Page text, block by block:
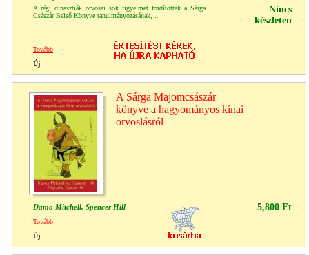
A régi dinasztiák orvosai sok figyelmet fordítottak a Sárga
Császár Belső Könyve tanulmányozásának, ..
Nincs
készleten
Tovább
Új
A Sárga Majomcsászár
könyve a hagyományos kínai
orvoslásról
Damo Mitchell, Spencer Hill 5,800 Ft
Tovább
Új